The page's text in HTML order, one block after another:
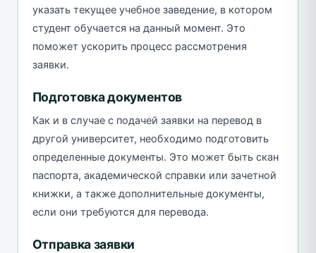
указать текущее учебное заведение, в котором
студент обучается на данный момент. Это
поможет ускорить процесс рассмотрения
заявки.
Подготовка документов
Как и в случае с подачей заявки на перевод в
другой университет, необходимо подготовить
определенные документы. Это может быть скан
паспорта, академической справки или зачетной
книжки, а также дополнительные документы,
если они требуются для перевода.
Отправка заявки